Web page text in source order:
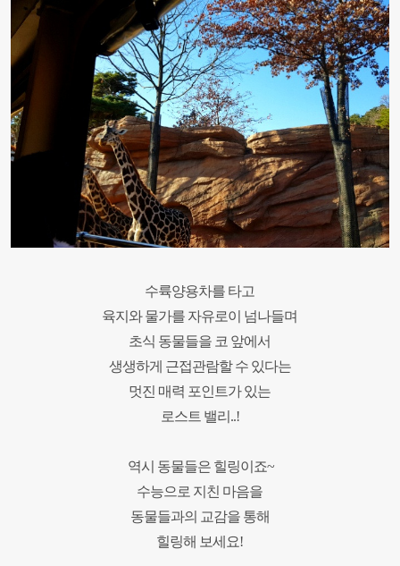
수륙양용차를 타고
육지와 물가를 자유로이 넘나들며
초식 동물들을 코 앞에서
생생하게 근접관람할 수 있다는
멋진 매력 포인트가 있는
로스트 밸리..!
역시 동물들은 힐링이죠~
수능으로 지친 마음을
동물들과의 교감을 통해
힐링해 보세요!